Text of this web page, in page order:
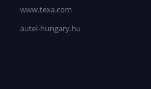
www.texa.com
autel-hungary.hu